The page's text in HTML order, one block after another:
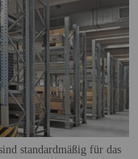
standardmäßig für das